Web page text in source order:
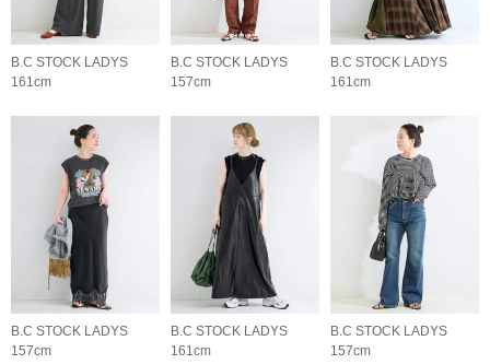
B.C STOCK LADYS
161cm
B.C STOCK LADYS
157cm
B.C STOCK LADYS
161cm
B.C STOCK LADYS
157cm
B.C STOCK LADYS
161cm
B.C STOCK LADYS
157cm